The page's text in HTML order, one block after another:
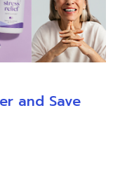
and Save